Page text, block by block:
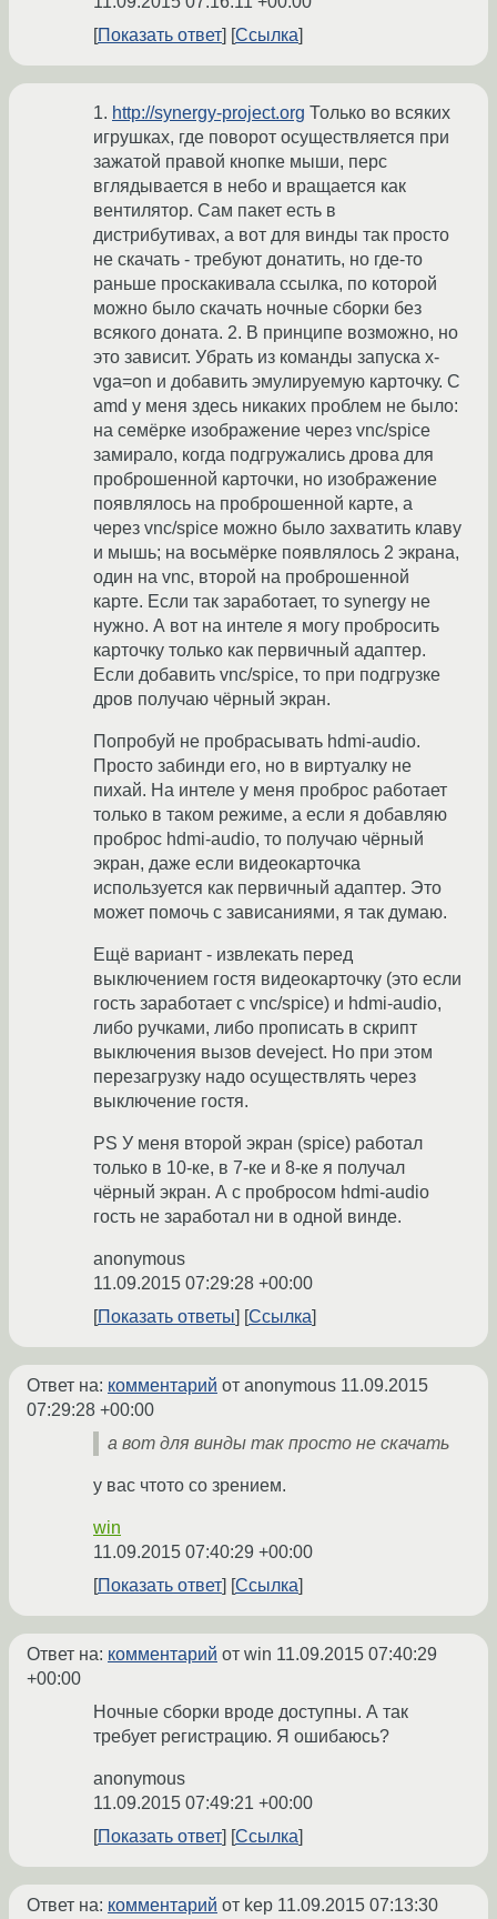
Показать ответ
Ссылка
1. http://synergy-project.org Только во всяких
игрушках, где поворот осуществляется при
зажатой правой кнопке мыши, перс
вглядывается в небо и вращается как
вентилятор. Сам пакет есть в
дистрибутивах, а вот для винды так просто
не скачать - требуют донатить, но где-то
раньше проскакивала ссылка, по которой
можно было скачать ночные сборки без
всякого доната. 2. В принципе возможно, но
это зависит. Убрать из команды запуска x-
vga=on и добавить эмулируемую карточку. С
amd у меня здесь никаких проблем не было:
на семёрке изображение через vnc/spice
замирало, когда подгружались дрова для
проброшенной карточки, но изображение
появлялось на проброшенной карте, а
через vnc/spice можно было захватить клаву
и мышь; на восьмёрке появлялось 2 экрана,
один на vnc, второй на проброшенной
карте. Если так заработает, то synergy не
нужно. А вот на интеле я могу пробросить
карточку только как первичный адаптер.
Если добавить vnc/spice, то при подгрузке
дров получаю чёрный экран.
Попробуй не пробрасывать hdmi-audio.
Просто забинди его, но в виртуалку не
пихай. На интеле у меня проброс работает
только в таком режиме, а если я добавляю
проброс hdmi-audio, то получаю чёрный
экран, даже если видеокарточка
используется как первичный адаптер. Это
может помочь с зависаниями, я так думаю.
Ещё вариант - извлекать перед
выключением гостя видеокарточку (это если
гость заработает с vnc/spice) и hdmi-audio,
либо ручками, либо прописать в скрипт
выключения вызов deveject. Но при этом
перезагрузку надо осуществлять через
выключение гостя.
PS У меня второй экран (spice) работал
только в 10-ке, в 7-ке и 8-ке я получал
чёрный экран. А с пробросом hdmi-audio
гость не заработал ни в одной винде.
anonymous
11.09.2015 07:29:28 +00:00
Показать ответы
Ссылка
Ответ на: комментарий от anonymous 11.09.2015
07:29:28 +00:00
а вот для винды так просто не скачать
у вас чтото со зрением.
win
11.09.2015 07:40:29 +00:00
Показать ответ
Ссылка
Ответ на: комментарий от win 11.09.2015 07:40:29
+00:00
Ночные сборки вроде доступны. А так
требует регистрацию. Я ошибаюсь?
anonymous
11.09.2015 07:49:21 +00:00
Показать ответ
Ссылка
Ответ на: комментарий от kep 11.09.2015 07:13:30